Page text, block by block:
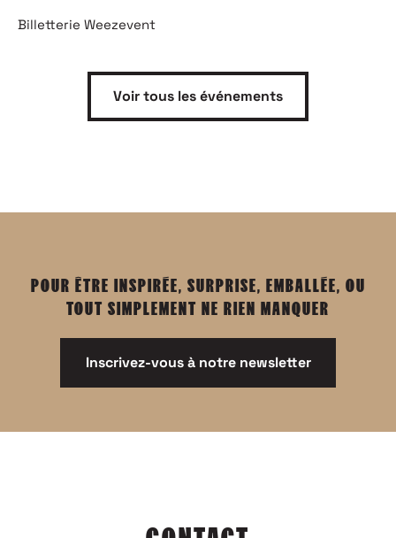
Billetterie Weezevent
Voir tous les événements
POUR ÊTRE INSPIRÉE, SURPRISE, EMBALLÉE, OU
TOUT SIMPLEMENT NE RIEN MANQUER
Inscrivez-vous à notre newsletter